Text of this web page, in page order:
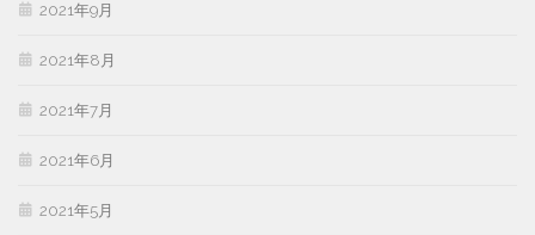
2021年9月
2021年8月
2021年7月
2021年6月
2021年5月